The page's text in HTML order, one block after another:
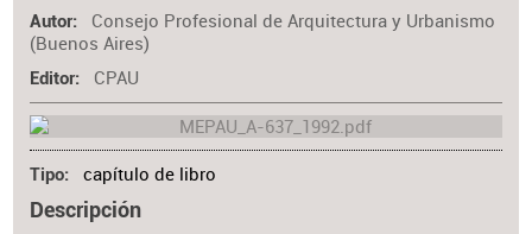
Autor
Consejo Profesional de Arquitectura y Urbanismo
(Buenos Aires)
Editor CPAU
Tipo capítulo de libro
Descripción